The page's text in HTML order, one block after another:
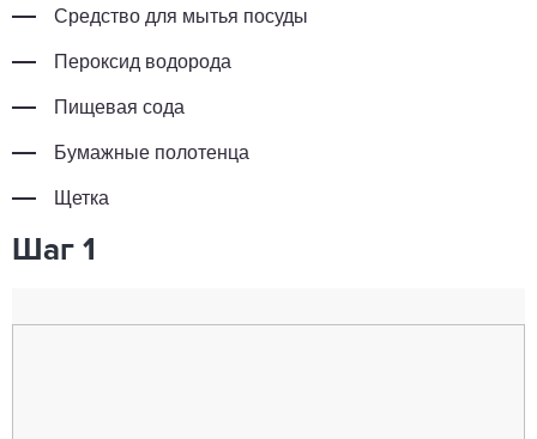
Средство для мытья посуды
Пероксид водорода
Пищевая сода
Бумажные полотенца
Щетка
Шаг 1